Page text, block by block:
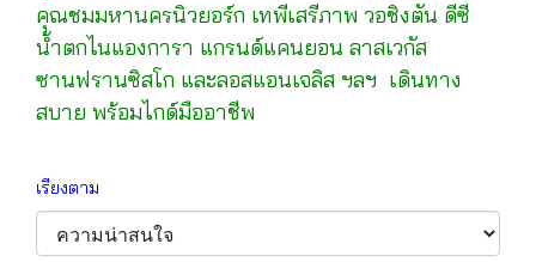
คุณชมมหานครนิวยอร์ก เทพีเสรีภาพ วอชิงตัน ดีซี
น้ำตกไนแองการา แกรนด์แคนยอน ลาสเวกัส
ซานฟรานซิสโก และลอสแอนเจลิส ฯลฯ เดินทาง
สบาย พร้อมไกด์มืออาชีพ
เรียงตาม